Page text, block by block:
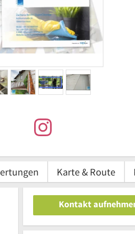
Karte & Route
Kontakt